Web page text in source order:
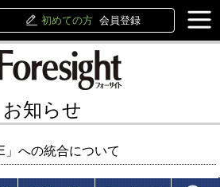
初めての方 会員登録
お知らせ
」への統合について